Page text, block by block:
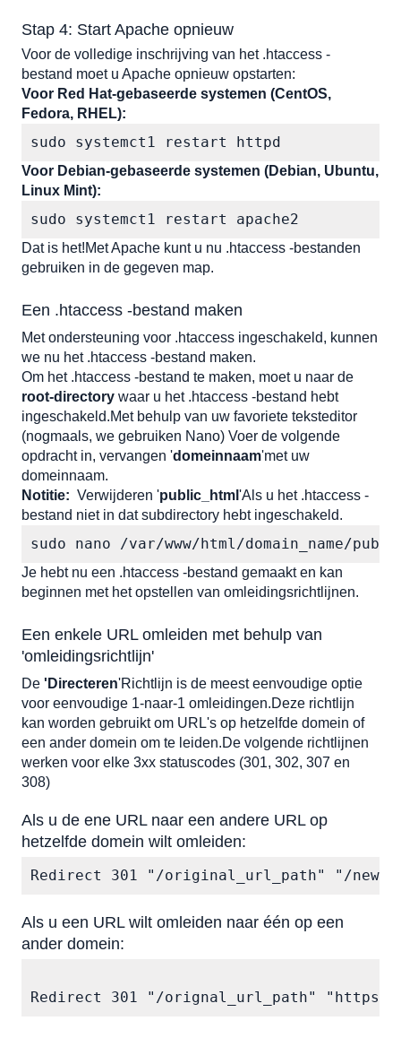
Stap 4: Start Apache opnieuw
Voor de volledige inschrijving van het .htaccess -
bestand moet u Apache opnieuw opstarten:
Voor Red Hat-gebaseerde systemen (CentOS,
Fedora, RHEL):
sudo systemct1 restart httpd
Voor Debian-gebaseerde systemen (Debian, Ubuntu,
Linux Mint):
sudo systemct1 restart apache2
Dat is het!Met Apache kunt u nu .htaccess -bestanden
gebruiken in de gegeven map.
Een .htaccess -bestand maken
Met ondersteuning voor .htaccess ingeschakeld, kunnen
we nu het .htaccess -bestand maken.
root-directory waar u het .htaccess -bestand hebt
ingeschakeld.Met behulp van uw favoriete teksteditor
(nogmaals, we gebruiken Nano) Voer de volgende
opdracht in, vervangen 'domeinnaam'met uw
domeinnaam.
Notitie: Verwijderen 'public_html 'Als u het .htaccess -
bestand niet in dat subdirectory hebt ingeschakeld.
sudo nano /var/www/html/domain_name/
Je hebt nu een .htaccess -bestand gemaakt en kan
beginnen met het opstellen van omleidingsrichtlijnen.
Een enkele URL omleiden met behulp van
'omleidingsrichtlijn'
De 'Directeren'Richtlijn is de meest eenvoudige optie
voor eenvoudige 1-naar-1 omleidingen.Deze richtlijn
kan worden gebruikt om URL's op hetzelfde domein of
een ander domein om te leiden.De volgende richtlijnen
werken voor elke 3xx statuscodes (301, 302, 307 en
308)
Als u de ene URL naar een andere URL op
hetzelfde domein wilt omleiden:
Redirect 301 "/original_url_path" "/
Als u een URL wilt omleiden naar één op een
ander domein:
Redirect 301 "/orignal_url_path" "https://